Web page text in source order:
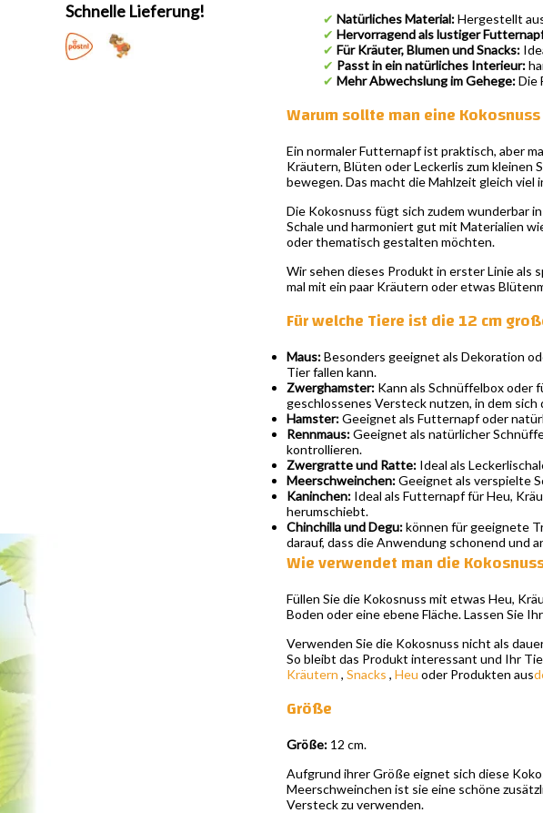
Schnelle Lieferung! ✔ Natürliches Material:Hergestellt
✔ Hervorragend als lustiger
✔ Für Kräuter, Blumen und Snacks:
✔ Passt in ein natürliches Interieur:
✔ Mehr Abwechslung im Gehege:Die
Warum sollte man eine
Ein normaler Futternapf ist praktisch, aber
Kräutern, Blüten oder Leckerlis zum kleinen
bewegen. Das macht die Mahlzeit gleich viel
Die Kokosnuss fügt sich zudem wunderbar
Schale und harmoniert gut mit Materialien
oder thematisch gestalten möchten.
Wir sehen dieses Produkt in erster Linie als
mal mit ein paar Kräutern oder etwas
Für welche Tiere ist die 12 cm
Maus:Besonders geeignet als Dekoration
Tier fallen kann.
Zwerghamster: Kann als Schnüffelbox oder
geschlossenes Versteck nutzen, in dem sich
Hamster:Geeignet als Futternapf oder
Rennmaus:Geeignet als natürlicher
kontrollieren.
Zwergratte und Ratte: Ideal als
Meerschweinchen:Geeignet als verspielte
Kaninchen: Ideal als Futternapf für Heu,
herumschiebt.
Chinchilla und Degu:können für geeignete
darauf, dass die Anwendung schonend und
Wie verwendet man die
Füllen Sie die Kokosnuss mit etwas Heu,
Boden oder eine ebene Fläche. Lassen Sie
Verwenden Sie die Kokosnuss nicht als
So bleibt das Produkt interessant und Ihr
Kräutern , Snacks , Heu oder Produkten aus
Größe
Größe: 12 cm.
Aufgrund ihrer Größe eignet sich diese
Meerschweinchen ist sie eine schöne
Versteck zu verwenden.